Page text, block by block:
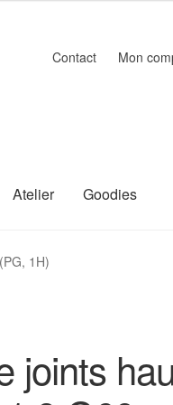
Contact Mon
Atelier Goodies
1H)
joints